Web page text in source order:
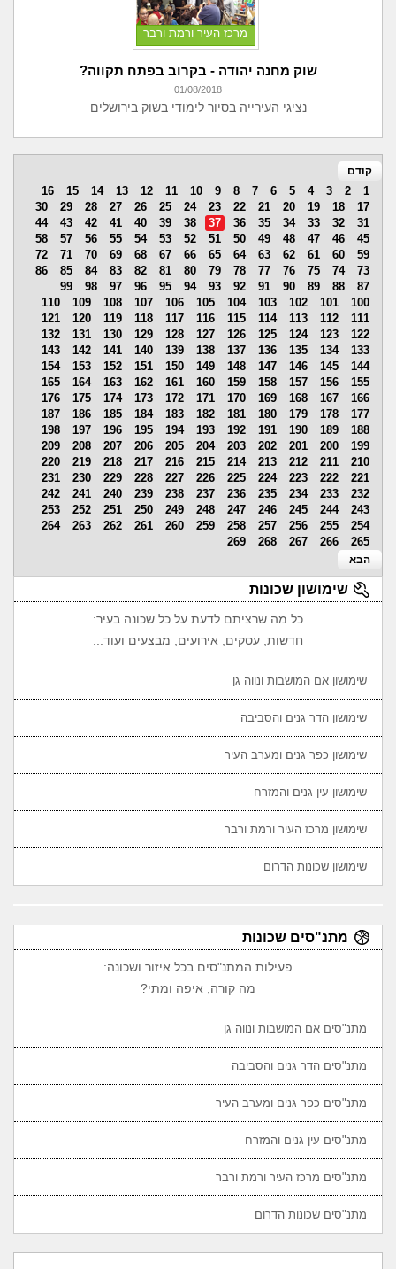
מרכז העיר ורמת ורבר
שוק מחנה יהודה - בקרוב בפתח תקווה?
01/08/2018
נציגי העירייה בסיור לימודי בשוק בירושלים
קודם
1
2
3
4
5
6
7
8
9
10
11
12
13
14
15
16
17
18
19
20
21
22
23
24
25
26
27
28
29
30
31
32
33
34
35
36
37
38
39
40
41
42
43
44
45
46
47
48
49
50
51
52
53
54
55
56
57
58
59
60
61
62
63
64
65
66
67
68
69
70
71
72
73
74
75
76
77
78
79
80
81
82
83
84
85
86
87
88
89
90
91
92
93
94
95
96
97
98
99
100
101
102
103
104
105
106
107
108
109
110
111
112
113
114
115
116
117
118
119
120
121
122
123
124
125
126
127
128
129
130
131
132
133
134
135
136
137
138
139
140
141
142
143
144
145
146
147
148
149
150
151
152
153
154
155
156
157
158
159
160
161
162
163
164
165
166
167
168
169
170
171
172
173
174
175
176
177
178
179
180
181
182
183
184
185
186
187
188
189
190
191
192
193
194
195
196
197
198
199
200
201
202
203
204
205
206
207
208
209
210
211
212
213
214
215
216
217
218
219
220
221
222
223
224
225
226
227
228
229
230
231
232
233
234
235
236
237
238
239
240
241
242
243
244
245
246
247
248
249
250
251
252
253
254
255
256
257
258
259
260
261
262
263
264
265
266
267
268
269
הבא
שימושון שכונות
כל מה שרציתם לדעת על כל שכונה בעיר:
חדשות, עסקים, אירועים, מבצעים ועוד...
שימושון אם המושבות ונווה גן
שימושון הדר גנים והסביבה
שימושון כפר גנים ומערב העיר
שימושון עין גנים והמזרח
שימושון מרכז העיר ורמת ורבר
שימושון שכונות הדרום
מתנ"סים שכונות
פעילות המתנ"סים בכל איזור ושכונה:
מה קורה, איפה ומתי?
מתנ"סים אם המושבות ונווה גן
מתנ"סים הדר גנים והסביבה
מתנ"סים כפר גנים ומערב העיר
מתנ"סים עין גנים והמזרח
מתנ"סים מרכז העיר ורמת ורבר
מתנ"סים שכונות הדרום